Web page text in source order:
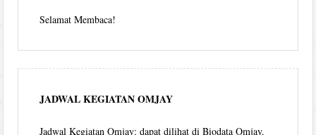
Selamat Membaca!
JADWAL KEGIATAN OMJAY
Jadwal Kegiatan Omjay: dapat dilihat di Biodata Omjay.